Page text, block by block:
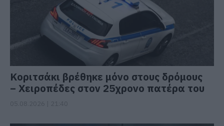
Κοριτσάκι βρέθηκε μόνο στους δρόμους
– Χειροπέδες στον 25χρονο πατέρα του